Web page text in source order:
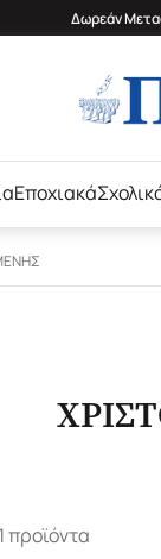
Δωρεάν
Εποχιακά
προϊόντα